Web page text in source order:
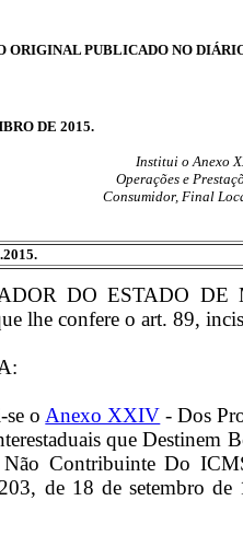
ORIGINAL PUBLICADO NO
DE 2015.
Institui o Anexo
Operações e
Consumidor, Final
DO ESTADO DE
lhe confere o art. 89,
se oAnexo XXIV - Dos
que
Não Contribuinte Do
de 18 de setembro de